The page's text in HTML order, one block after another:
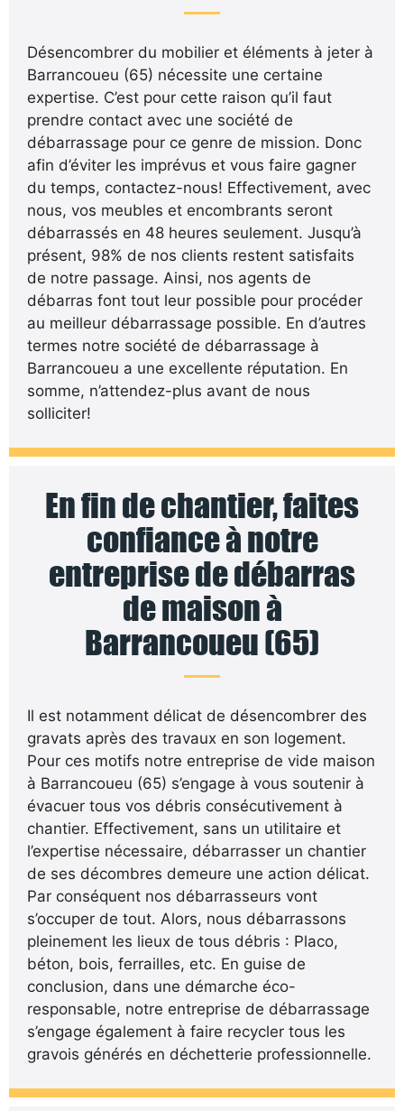
Désencombrer du mobilier et éléments à jeter à
Barrancoueu (65) nécessite une certaine
expertise. C’est pour cette raison qu’il faut
prendre contact avec une société de
débarrassage pour ce genre de mission. Donc
afin d’éviter les imprévus et vous faire gagner
du temps, contactez-nous! Effectivement, avec
nous, vos meubles et encombrants seront
débarrassés en 48 heures seulement. Jusqu’à
présent, 98% de nos clients restent satisfaits
de notre passage. Ainsi, nos agents de
débarras font tout leur possible pour procéder
au meilleur débarrassage possible. En d’autres
termes notre société de débarrassage à
Barrancoueu a une excellente réputation. En
somme, n’attendez-plus avant de nous
solliciter!
En fin de chantier, faites
confiance à notre
entreprise de débarras
de maison à
Barrancoueu (65)
Il est notamment délicat de désencombrer des
gravats après des travaux en son logement.
Pour ces motifs notre entreprise de vide maison
à Barrancoueu (65) s’engage à vous soutenir à
évacuer tous vos débris consécutivement à
chantier. Effectivement, sans un utilitaire et
l’expertise nécessaire, débarrasser un chantier
de ses décombres demeure une action délicat.
Par conséquent nos débarrasseurs vont
s’occuper de tout. Alors, nous débarrassons
pleinement les lieux de tous débris : Placo,
béton, bois, ferrailles, etc. En guise de
conclusion, dans une démarche éco-
responsable, notre entreprise de débarrassage
s’engage également à faire recycler tous les
gravois générés en déchetterie professionnelle.